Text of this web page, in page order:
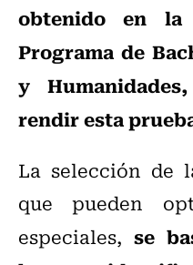
obtenido en la
Programa de
y
rendir esta
La selección de
que pueden
especiales, se